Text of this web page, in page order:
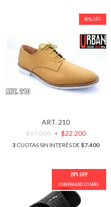
40% OFF
ART. 210
$37.000
$22.200
3CUOTAS SIN INTERÉS DE $7.400
25% OFF
COMPRANDO 2 O MÁS